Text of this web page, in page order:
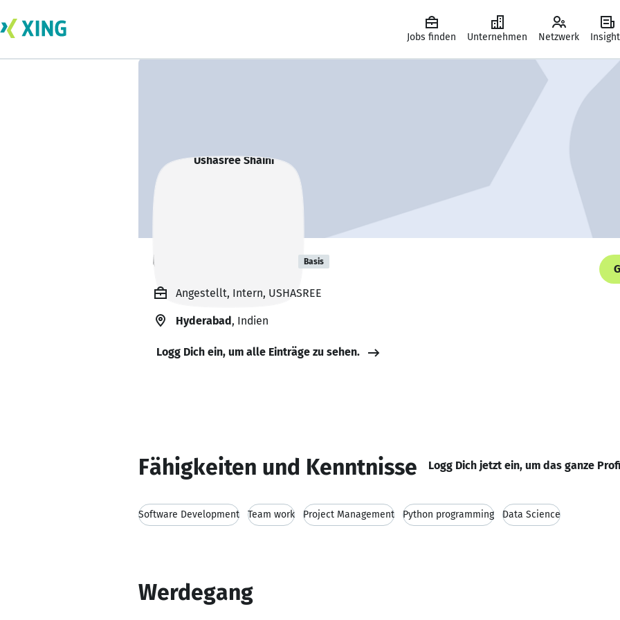
Jobs finden Unternehmen Netzwerk
Ushasree Shaini Basis
Angestellt, Intern, USHASREE
Hyderabad, Indien
Logg Dich ein, um alle Einträge zu sehen.
Fähigkeiten und Kenntnisse Logg Dich jetzt ein, um das ganze
Software Development Team work Project Management Python programming Data Science
Werdegang